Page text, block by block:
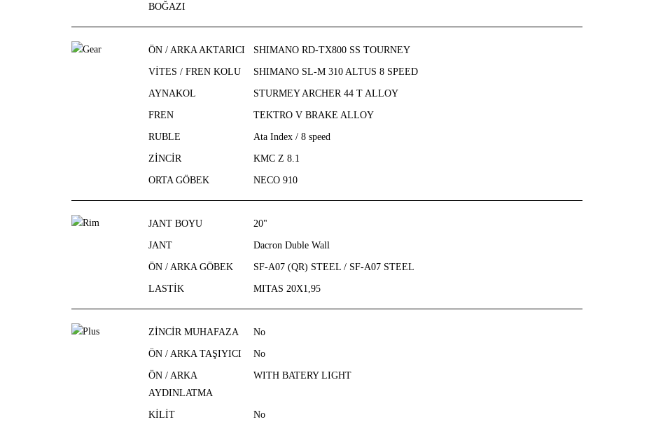
BOĞAZI
ÖN / ARKA AKTARICI SHIMANO RD-TX800 SS TOURNEY
VİTES / FREN KOLU SHIMANO SL-M 310 ALTUS 8 SPEED
AYNAKOL STURMEY ARCHER 44 T ALLOY
FREN TEKTRO V BRAKE ALLOY
RUBLE Ata Index / 8 speed
ZİNCİR KMC Z 8.1
ORTA GÖBEK NECO 910
JANT BOYU 20"
JANT Dacron Duble Wall
ÖN / ARKA GÖBEK SF-A07 (QR) STEEL / SF-A07 STEEL
LASTİK MITAS 20X1,95
ZİNCİR MUHAFAZA No
ÖN / ARKA TAŞIYICI No
ÖN / ARKA
AYDINLATMA
WITH BATERY LIGHT
KİLİT No